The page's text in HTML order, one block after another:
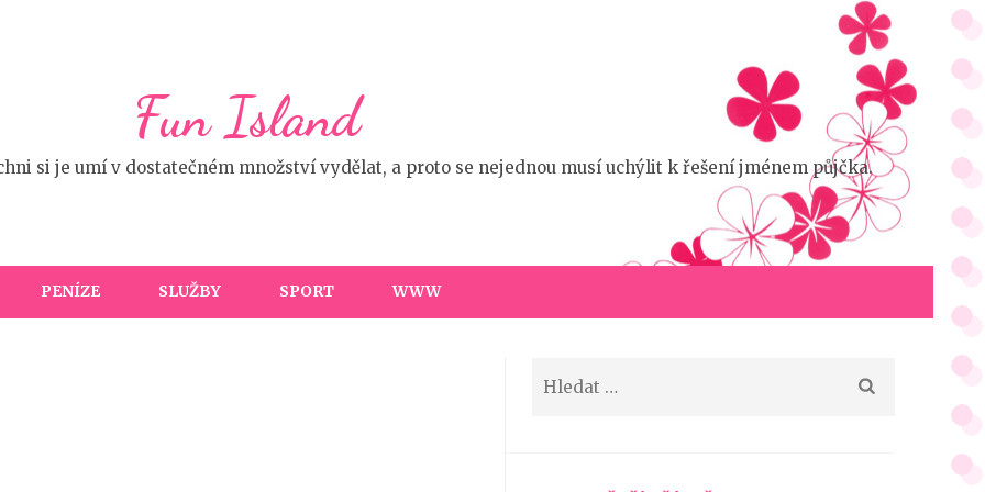
Fun Island
si je umí v dostatečném množství vydělat, a proto se nejednou musí uchýlit k řešení jménem půjčka.
PENÍZE SLUŽBY SPORT WWW